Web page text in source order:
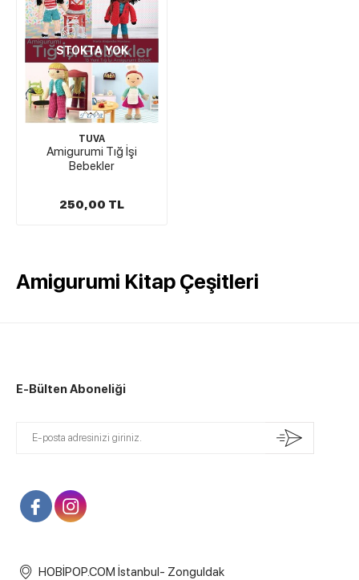
STOKTA YOK
TUVA
Amigurumi Tığ İşi
Bebekler
250,00 TL
Amigurumi Kitap Çeşitleri
E-Bülten Aboneliği
HOBİPOP.COM İstanbul- Zonguldak